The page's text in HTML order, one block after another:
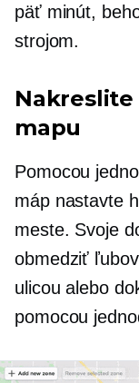
päť minút,
strojom.
mapu
Pomocou
máp nastavte
meste. Svoje
obmedziť
ulicou alebo
pomocou